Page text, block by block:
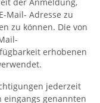
Mail- Adresse zu
zu können. Die von
erhobenen
jederzeit
genannten